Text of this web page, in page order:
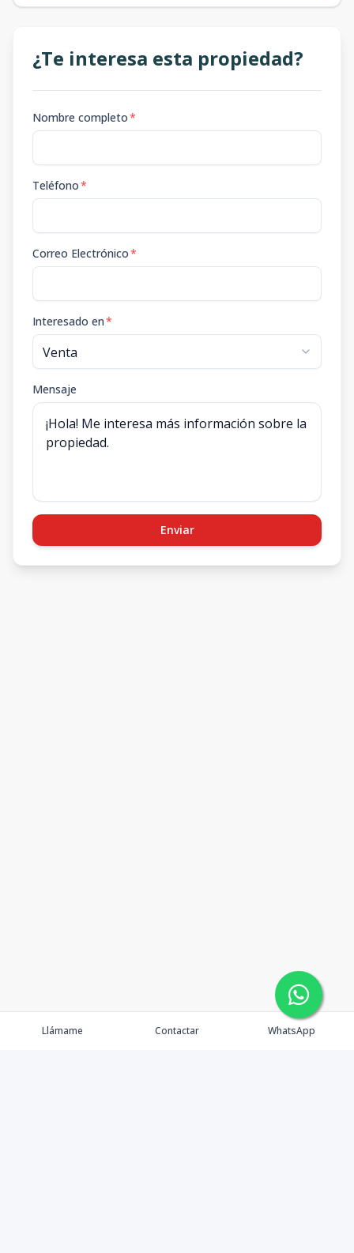
¿Te interesa esta propiedad?
Nombre completo*
Teléfono*
Correo Electrónico*
Interesado en*
Mensaje
Enviar
Llámame Contactar WhatsApp